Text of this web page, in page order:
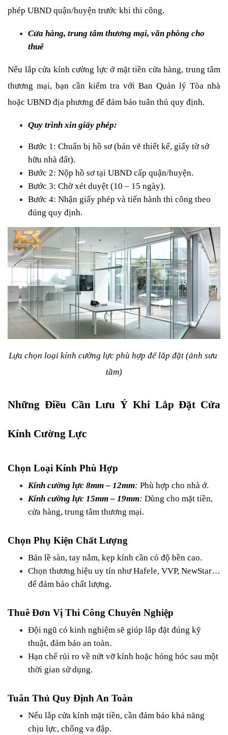
phép UBND quận/huyện trước khi thi công.
Cửa hàng, trung tâm thương mại, văn phòng cho
thuê
Nếu lắp cửa kính cường lực ở mặt tiền cửa hàng, trung tâm
thương mại, bạn cần kiểm tra với Ban Quản lý Tòa nhà
hoặc UBND địa phương để đảm bảo tuân thủ quy định.
Quy trình xin giấy phép:
Bước 1: Chuẩn bị hồ sơ (bản vẽ thiết kế, giấy tờ sở
hữu nhà đất).
Bước 2: Nộp hồ sơ tại UBND cấp quận/huyện.
Bước 3: Chờ xét duyệt (10 – 15 ngày).
Bước 4: Nhận giấy phép và tiến hành thi công theo
đúng quy định.
Lựa chọn loại kính cường lực phù hợp để lắp đặt (ảnh sưu
tầm)
Những Điều Cần Lưu Ý Khi Lắp Đặt Cửa
Kính Cường Lực
Chọn Loại Kính Phù Hợp
Kính cường lực 8mm – 12mm: Phù hợp cho nhà ở.
Kính cường lực 15mm – 19mm: Dùng cho mặt tiền,
cửa hàng, trung tâm thương mại.
Chọn Phụ Kiện Chất Lượng
Bản lề sàn, tay nắm, kẹp kính cần có độ bền cao.
Chọn thương hiệu uy tín như Hafele, VVP, NewStar…
để đảm bảo chất lượng.
Thuê Đơn Vị Thi Công Chuyên Nghiệp
Đội ngũ có kinh nghiệm sẽ giúp lắp đặt đúng kỹ
thuật, đảm bảo an toàn.
Hạn chế rủi ro về nứt vỡ kính hoặc hỏng hóc sau một
thời gian sử dụng.
Tuân Thủ Quy Định An Toàn
Nếu lắp cửa kính mặt tiền, cần đảm bảo khả năng
chịu lực, chống va đập.